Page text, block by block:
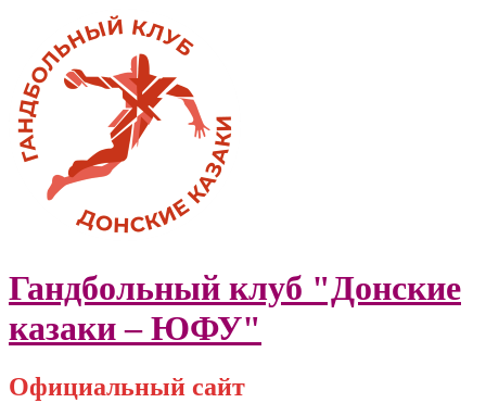
content
Гандбольный клуб "Донские
казаки – ЮФУ"
Официальный сайт